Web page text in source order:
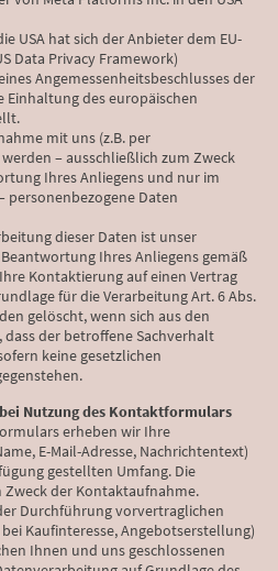
USA hat sich der Anbieter dem EU-
Data Privacy Framework)
Angemessenheitsbeschlusses der
Einhaltung des europäischen
mit uns (z.B. per
– ausschließlich zum Zweck
Ihres Anliegens und nur im
personenbezogene Daten
dieser Daten ist unser
Ihres Anliegens gemäß
Kontaktierung auf einen Vertrag
für die Verarbeitung Art. 6 Abs.
gelöscht, wenn sich aus den
der betroffene Sachverhalt
keine gesetzlichen
Nutzung des Kontaktformulars
erheben wir Ihre
E-Mail-Adresse, Nachrichtentext)
gestellten Umfang. Die
der Kontaktaufnahme.
Durchführung vorvertraglichen
Kaufinteresse, Angebotserstellung)
Ihnen und uns geschlossenen